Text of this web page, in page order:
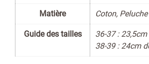
Matière Coton,
Guide des tailles
36-37 :
38-39 : 24cm